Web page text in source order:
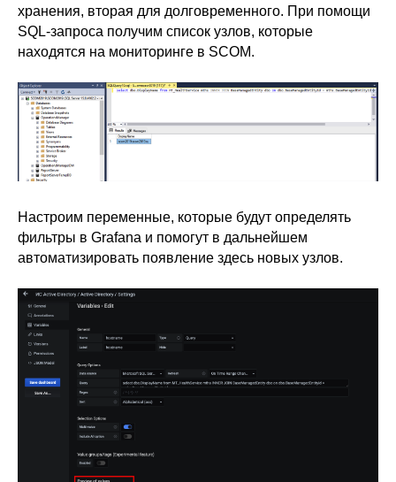
хранения, вторая для долговременного. При помощи
SQL-запроса получим список узлов, которые
находятся на мониторинге в SCOM.
Настроим переменные, которые будут определять
фильтры в Grafana и помогут в дальнейшем
автоматизировать появление здесь новых узлов.